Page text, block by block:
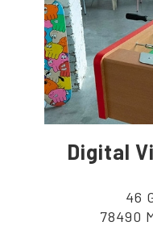
Digital
46
78490